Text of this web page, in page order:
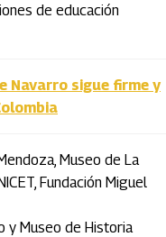
de educación
Navarro sigue firme y
Museo de La
Fundación Miguel
y Museo de Historia